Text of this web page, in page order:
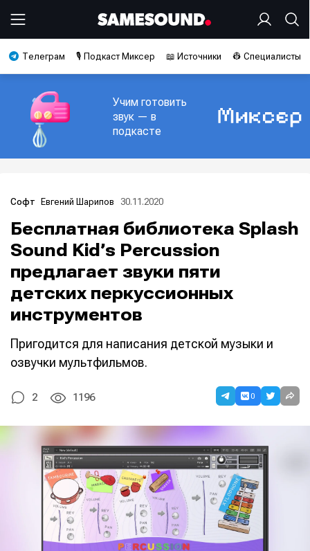
Телеграм 🎙️ Подкаст Миксер 📖 Источники 👷 Специалисты
Учим готовить
звук — в
подкасте
Софт Евгений Шарипов 30.11.2020
Бесплатная библиотека Splash
Sound Kid’s Percussion
предлагает звуки пяти
детских перкуссионных
инструментов
Пригодится для написания детской музыки и
озвучки мультфильмов.
2 1196 0